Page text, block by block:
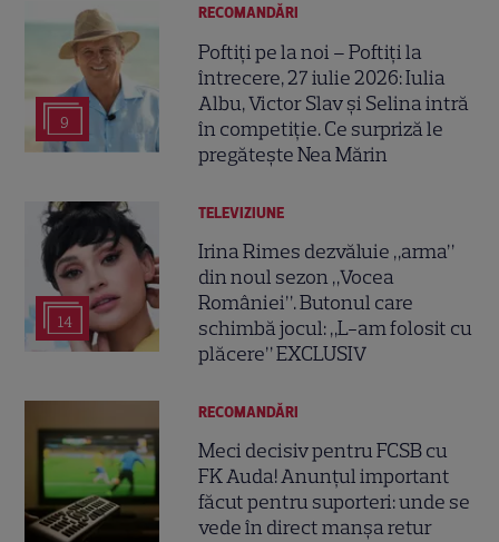
9
RECOMANDĂRI
Poftiți pe la noi – Poftiți la
întrecere, 27 iulie 2026: Iulia
Albu, Victor Slav și Selina intră
în competiție. Ce surpriză le
pregătește Nea Mărin
14
TELEVIZIUNE
Irina Rimes dezvăluie „arma”
din noul sezon „Vocea
României”. Butonul care
schimbă jocul: „L-am folosit cu
plăcere” EXCLUSIV
RECOMANDĂRI
Meci decisiv pentru FCSB cu
FK Auda! Anunțul important
făcut pentru suporteri: unde se
vede în direct manșa retur